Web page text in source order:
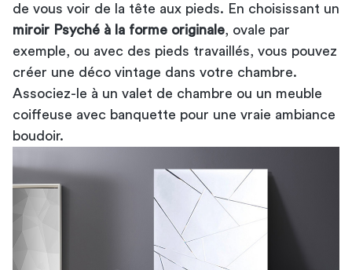
de vous voir de la tête aux pieds. En choisissant un
miroir Psyché à la forme originale , ovale par
exemple, ou avec des pieds travaillés, vous pouvez
créer une déco vintage dans votre chambre.
Associez-le à un valet de chambre ou un meuble
coiffeuse avec banquette pour une vraie ambiance
boudoir.